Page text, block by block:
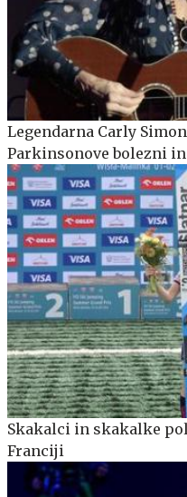
Legendarna Carly
Parkinsonove bolezni
Skakalci in skakalke
Franciji